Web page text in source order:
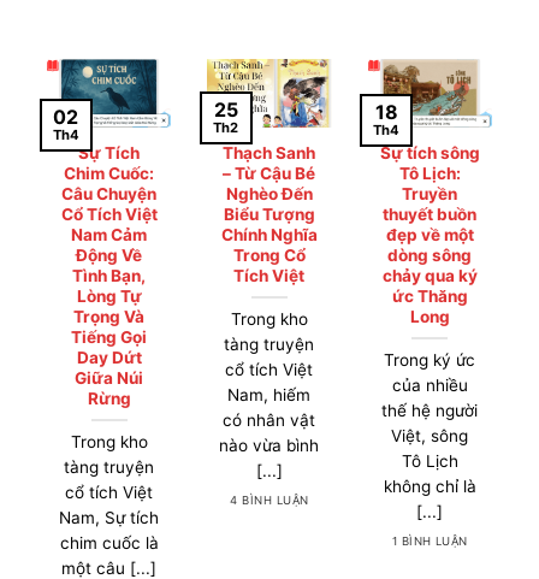
Sự Tích
Chim Cuốc:
Câu Chuyện
Cổ Tích Việt
Nam Cảm
Động Về
Tình Bạn,
Lòng Tự
Trọng Và
Tiếng Gọi
Day Dứt
Giữa Núi
Rừng
Trong kho
tàng truyện
cổ tích Việt
Nam, Sự tích
chim cuốc là
một câu [...]
02
Th4
Thạch Sanh
– Từ Cậu Bé
Nghèo Đến
Biểu Tượng
Chính Nghĩa
Trong Cổ
Tích Việt
Trong kho
tàng truyện
cổ tích Việt
Nam, hiếm
có nhân vật
nào vừa bình
[...]
4 BÌNH LUẬN
25
Th2
Sự tích sông
Tô Lịch:
Truyền
thuyết buồn
đẹp về một
dòng sông
chảy qua ký
ức Thăng
Long
Trong ký ức
của nhiều
thế hệ người
Việt, sông
Tô Lịch
không chỉ là
[...]
1 BÌNH LUẬN
18
Th4